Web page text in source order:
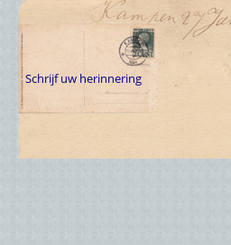
Schrijf uw herinnering